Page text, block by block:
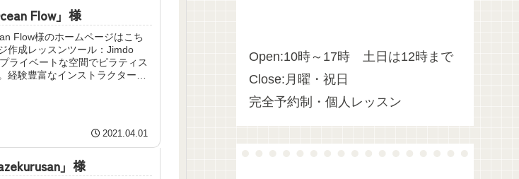
Flow」様
Flow様のホームページはこち
作成レッスンツール：Jimdo
ライベートな空間でピラティス
経験豊富なインストラクター
2021.04.01
」様
Open:10時～17時 土日は12時まで
Close:月曜・祝日
完全予約制・個人レッスン